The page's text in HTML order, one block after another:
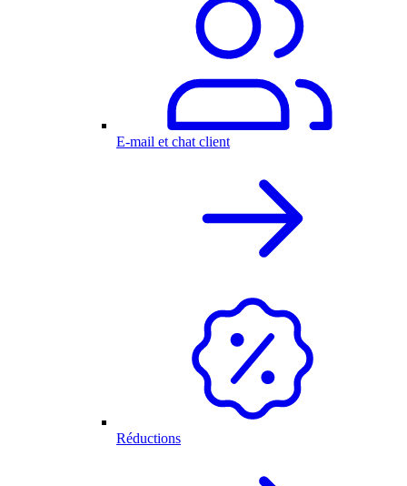
E-mail et chat client
Réductions